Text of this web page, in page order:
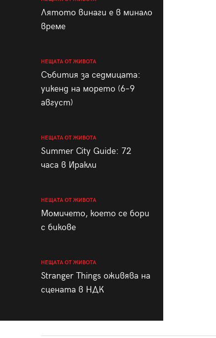
Лятото винаги е в минало
време
НЕЩАТА ОТ ЖИВОТА
Събития за седмицата:
уикенд на морето (6–9
август)
НЕЩАТА ОТ ЖИВОТА
Summer City Guide: 72
часа в Иракли
НЕЩАТА ОТ ЖИВОТА
Момичето, което се бори
с бикове
НЕЩАТА ОТ ЖИВОТА
Stranger Things оживява на
сцената в НДК
28